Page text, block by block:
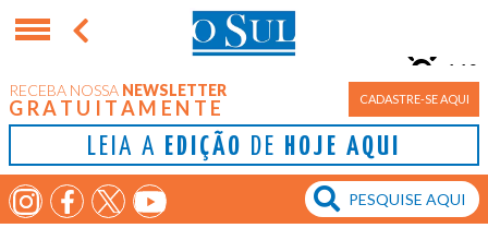
RECEBA NOSSA NEWSLETTER
GRATUITAMENTE CADASTRE-SE AQUI
LEIA A EDIÇÃO DE HOJE AQUI
Porto Alegre
11°